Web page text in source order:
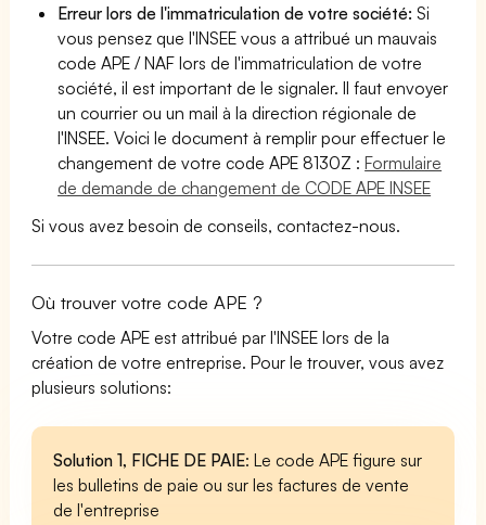
Erreur lors de l'immatriculation de votre société:Si
vous pensez que l'INSEE vous a attribué un mauvais
code APE / NAF lors de l'immatriculation de votre
société, il est important de le signaler. Il faut envoyer
un courrier ou un mail à la direction régionale de
l'INSEE. Voici le document à remplir pour effectuer le
changement de votre code APE 8130Z :Formulaire
de demande de changement de CODE APE INSEE
Si vous avez besoin de conseils, contactez-nous.
Où trouver votre code APE ?
Votre code APE est attribué par l'INSEE lors de la
création de votre entreprise. Pour le trouver, vous avez
plusieurs solutions:
Solution 1, FICHE DE PAIE: Le code APE figure sur
les bulletins de paie ou sur les factures de vente
de l'entreprise